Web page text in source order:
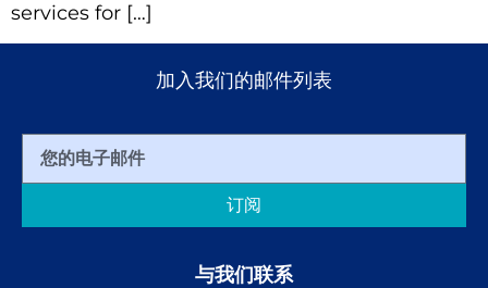
捐赠
services for […]
加入我们的邮件列表
订阅
与我们联系